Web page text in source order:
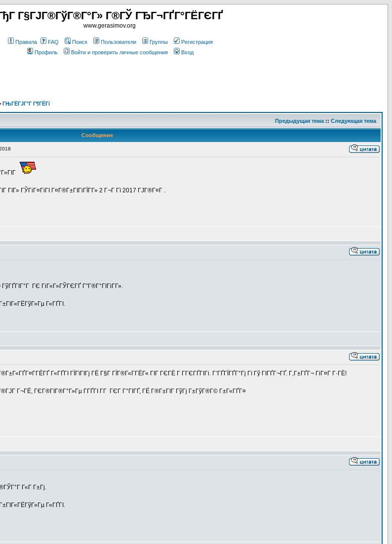
Г§ГЈГ®ГўГ®Г°Г» Г®ГЎ ГЂГ¬ГҐГ°ГЁГЄГҐ
www.gerasimov.org
Правила FAQ Поиск Пользователи Группы
Регистрация
Профиль
Войти и проверить личные сообщения Вход
ГЊГЁГЈГ°Г Г¶ГЁГї
Предыдущая тема :: Следующая тема
Сообщение
ГІГ» ГЎГіГ¤ГіГІ Г¤Г®Г±ГІГіГЇГ­Г» 2 Г¬Г Гї 2017 ГЈГ®Г¤Г .
ГЄ ГіГ«Г»ГЎГЄГҐ Г”Г®Г°ГІГіГ­Г».
Г«ГҐГІ.
Г«ГҐГІ ГЇГїГІГј ГЁ Г§Г ГЇГ®Г«Г­ГЁГ« ГІГ ГЄГЁ Г Г­ГЄГҐГІГі. Г’ГҐГЇГҐГ°Гј Гї Гў ГІГҐГ¬ГҐ. Г‚Г±ГҐГ¬ ГіГ¤Г Г·ГЁ!
Г¬ГЁ, ГЄГ®ГІГ®Г°Г»Гµ Г­ГҐГІ Г­Г ГЄГ Г°ГІГҐ, ГЁ Г®Г±ГІГ ГўГј Г±ГўГ®Г© Г±Г«ГҐГ¤
Г«Г Г±Гј.
Г«ГҐГІ.